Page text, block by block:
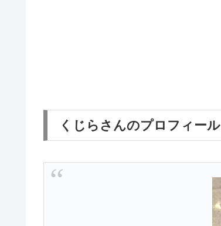
くじらさんのプロフィール